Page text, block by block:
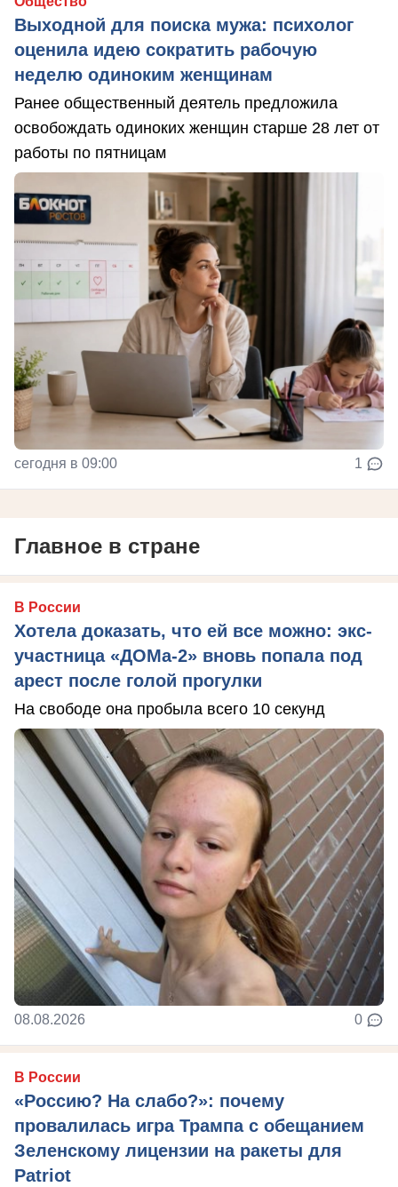
Выходной для поиска мужа: психолог
оценила идею сократить рабочую
неделю одиноким женщинам
Ранее общественный деятель предложила
освобождать одиноких женщин старше 28 лет от
работы по пятницам
сегодня в 09:00 1
Главное в стране
В России
Хотела доказать, что ей все можно: экс-
участница «ДОМа-2» вновь попала под
арест после голой прогулки
На свободе она пробыла всего 10 секунд
08.08.2026 0
В России
«Россию? На слабо?»: почему
провалилась игра Трампа с обещанием
Зеленскому лицензии на ракеты для
Patriot